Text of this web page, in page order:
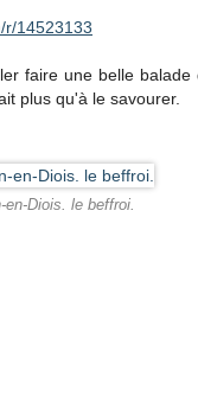
r/14523133
faire une belle
plus qu'à le savourer.
en-Diois. le beffroi.